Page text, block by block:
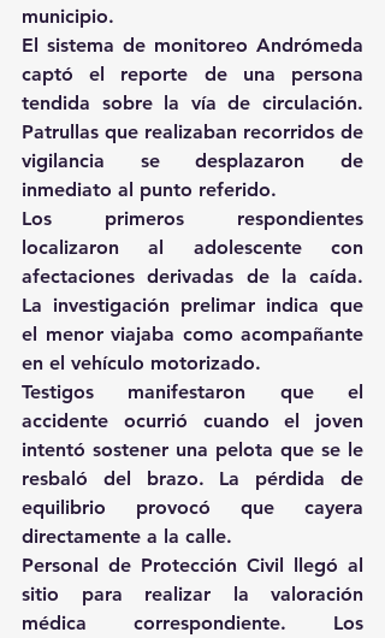
municipio.
El sistema de monitoreo Andrómeda
captó el reporte de una persona
tendida sobre la vía de circulación.
Patrullas que realizaban recorridos de
vigilancia se desplazaron de
inmediato al punto referido.
Los primeros respondientes
localizaron al adolescente con
afectaciones derivadas de la caída.
La investigación prelimar indica que
el menor viajaba como acompañante
en el vehículo motorizado.
Testigos manifestaron que el
accidente ocurrió cuando el joven
intentó sostener una pelota que se le
resbaló del brazo. La pérdida de
equilibrio provocó que cayera
directamente a la calle.
Personal de Protección Civil llegó al
sitio para realizar la valoración
médica correspondiente. Los